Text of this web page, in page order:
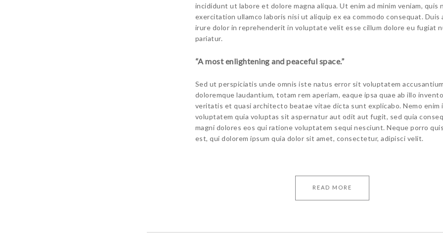
incididunt ut labore et dolore magna aliqua. Ut enim ad minim veniam, quis
exercitation ullamco laboris nisi ut aliquip ex ea commodo consequat. Duis
irure dolor in reprehenderit in voluptate velit esse cillum dolore eu fugiat
pariatur.
“A most enlightening and peaceful space.”
Sed ut perspiciatis unde omnis iste natus error sit voluptatem accusantium
doloremque laudantium, totam rem aperiam, eaque ipsa quae ab illo
veritatis et quasi architecto beatae vitae dicta sunt explicabo. Nemo enim
voluptatem quia voluptas sit aspernatur aut odit aut fugit, sed quia
magni dolores eos qui ratione voluptatem sequi nesciunt. Neque porro
est, qui dolorem ipsum quia dolor sit amet, consectetur, adipisci velit.
READ MORE